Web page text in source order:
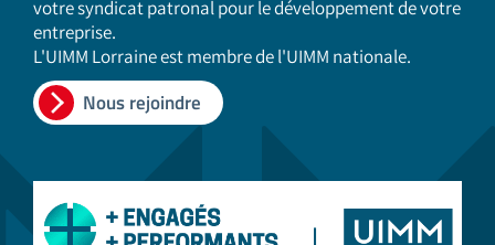
votre syndicat patronal pour le développement de votre
entreprise.
L'UIMM Lorraine est membre de l'UIMM nationale.
Nous rejoindre